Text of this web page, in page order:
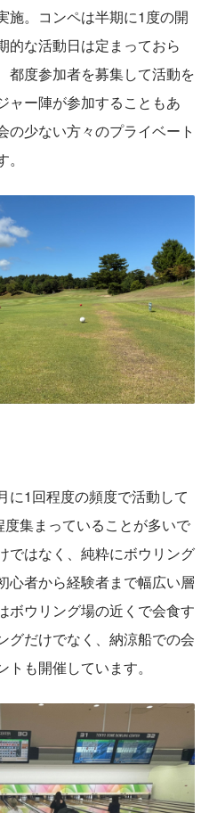
施。コンペは半期に1度の開
的な活動日は定まっておら
都度参加者を募集して活動を
ャー陣が参加することもあ
の少ない方々のプライベート
に1回程度の頻度で活動して
集まっていることが多いで
ではなく、純粋にボウリング
心者から経験者まで幅広い層
ボウリング場の近くで会食す
グだけでなく、納涼船での会
も開催しています。